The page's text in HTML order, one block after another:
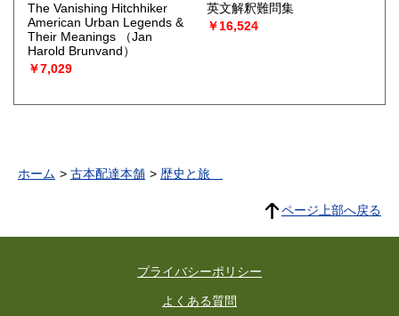
The Vanishing Hitchhiker
American Urban Legends &
Their Meanings
（Jan
Harold Brunvand）
￥7,029
英文解釈難問集
￥16,524
ホーム 古本配達本舗 歴史と旅
ページ上部へ戻る
プライバシーポリシー
よくある質問